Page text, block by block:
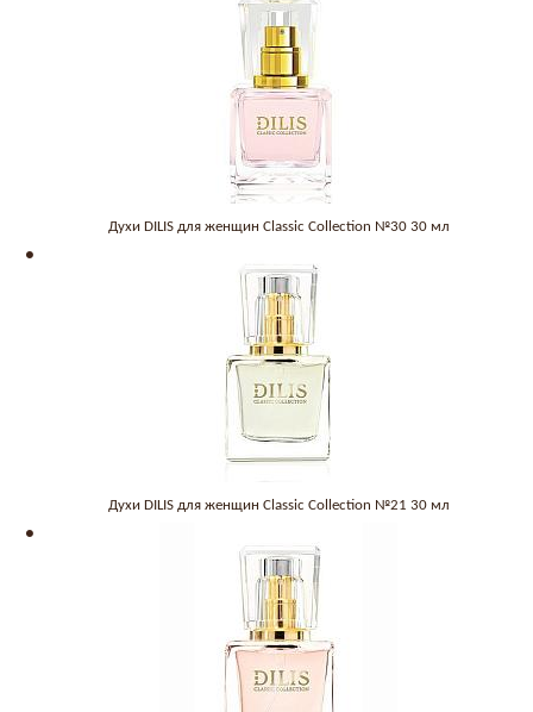
Духи DILIS для женщин Classic Collection №30 30 мл
Духи DILIS для женщин Classic Collection №21 30 мл